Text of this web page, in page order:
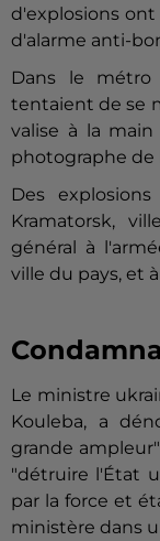
d'explosions ont
d'alarme anti-
Dans le métro
tentaient de se
valise à la
photographe de
Des
Kramatorsk,
général à
ville du pays, et
Le ministre
Kouleba, a
grande
"détruire l'État
par la force et
ministère dans